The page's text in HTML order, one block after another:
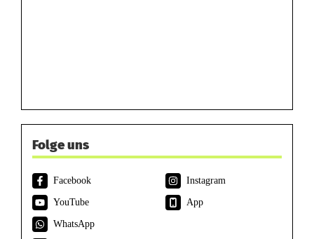
Folge uns
Facebook
Instagram
YouTube
App
WhatsApp